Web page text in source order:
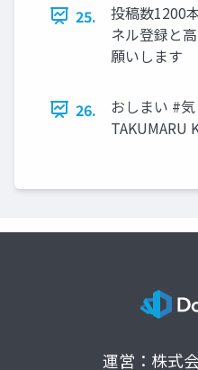
25.
投稿数1200
ネル登録と
願いします
26.
おしまい #
TAKUMARU
運営：株式